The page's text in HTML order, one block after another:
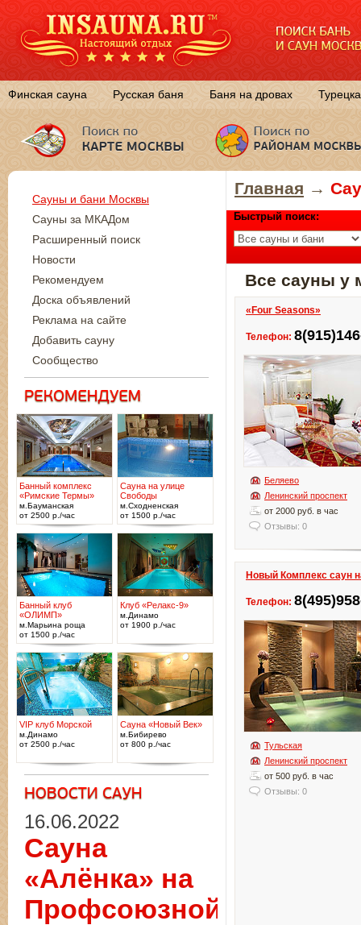
Финская сауна Русская баня Баня на дровах
Главная →
Быстрый поиск:
Все сауны у
«Four Seasons»
Телефон:
Беляево
Ленинский проспект
от 2000 руб. в час
Отзывы: 0
Новый Комплекс саун
Телефон:
Тульская
Ленинский проспект
от 500 руб. в час
Отзывы: 0
Сауны и бани Москвы
Сауны за МКАДом
Расширенный поиск
Новости
Рекомендуем
Доска объявлений
Реклама на сайте
Добавить сауну
Сообщество
Банный комплекс
«Римские Термы»
м.Бауманская
от 2500 р./час
Сауна на улице
Свободы
м.Сходненская
от 1500 р./час
Банный клуб
«ОЛИМП»
м.Марьина роща
от 1500 р./час
Клуб «Релакс-9»
м.Динамо
от 1900 р./час
VIP клуб Морской
м.Динамо
от 2500 р./час
Сауна «Новый Век»
м.Бибирево
от 800 р./час
16.06.2022
Сауна
«Алёнка» на
Профсоюзной